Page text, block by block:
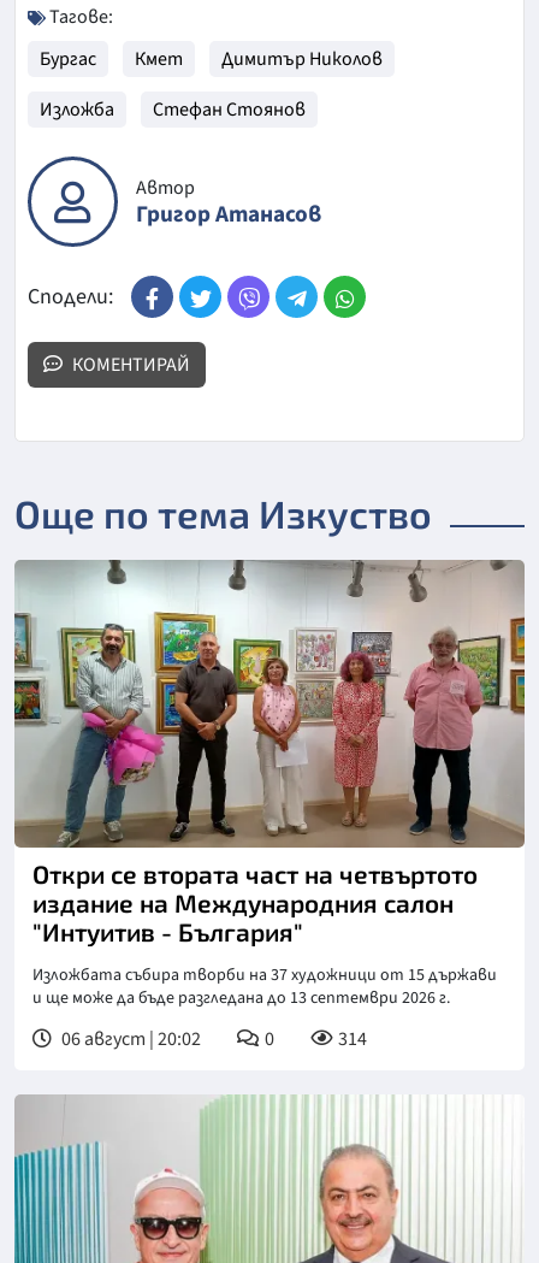
Тагове:
Бургас
Кмет
Димитър Николов
Изложба
Стефан Стоянов
Автор
Григор Атанасов
Сподели:
КОМЕНТИРАЙ
Още по тема Изкуство
Откри се втората част на четвъртото
издание на Международния салон
"Интуитив - България"
Изложбата събира творби на 37 художници от 15 държави
и ще може да бъде разгледана до 13 септември 2026 г.
06 август | 20:02 0 314